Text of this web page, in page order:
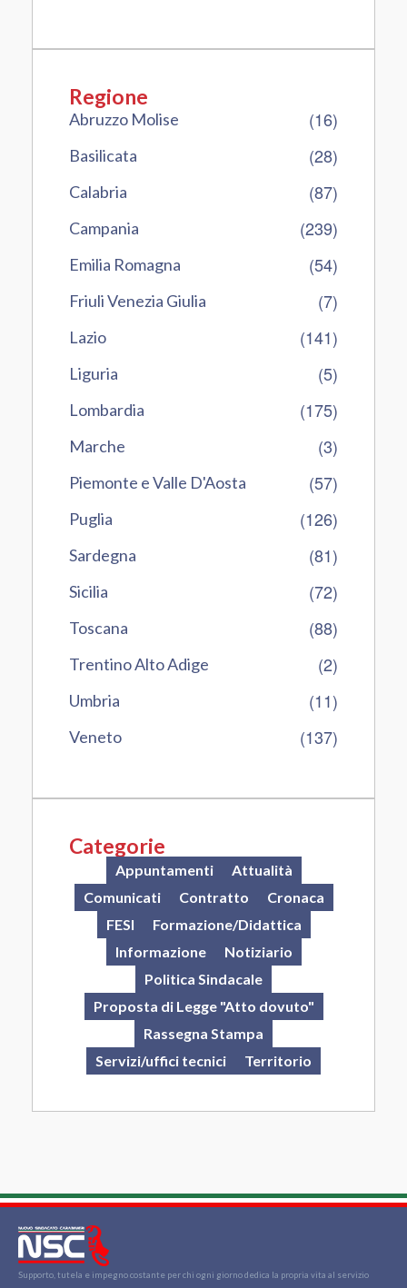
Regione
Abruzzo Molise (16)
Basilicata (28)
Calabria (87)
Campania (239)
Emilia Romagna (54)
Friuli Venezia Giulia (7)
Lazio (141)
Liguria (5)
Lombardia (175)
Marche (3)
Piemonte e Valle D'Aosta (57)
Puglia (126)
Sardegna (81)
Sicilia (72)
Toscana (88)
Trentino Alto Adige (2)
Umbria (11)
Veneto (137)
Categorie
Appuntamenti
Attualità
Comunicati
Contratto
Cronaca
FESI
Formazione/Didattica
Informazione
Notiziario
Politica Sindacale
Proposta di Legge "Atto dovuto"
Rassegna Stampa
Servizi/uffici tecnici
Territorio
Supporto, tutela e impegno costante per chi ogni giorno dedica la propria vita al servizio